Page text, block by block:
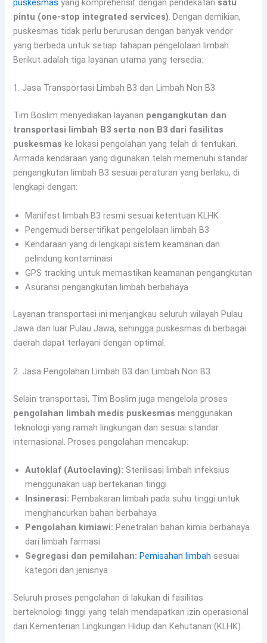
puskesmas yang komprehensif dengan pendekatan satu
pintu (one-stop integrated services). Dengan demikian,
puskesmas tidak perlu berurusan dengan banyak vendor
yang berbeda untuk setiap tahapan pengelolaan limbah.
Berikut adalah tiga layanan utama yang tersedia:
1. Jasa Transportasi Limbah B3 dan Limbah Non B3
Tim Boslim menyediakan layanan pengangkutan dan
transportasi limbah B3 serta non B3 dari fasilitas
puskesmas ke lokasi pengolahan yang telah di tentukan.
Armada kendaraan yang digunakan telah memenuhi standar
pengangkutan limbah B3 sesuai peraturan yang berlaku, di
lengkapi dengan:
Manifest limbah B3 resmi sesuai ketentuan KLHK
Pengemudi bersertifikat pengelolaan limbah B3
Kendaraan yang di lengkapi sistem keamanan dan
pelindung kontaminasi
GPS tracking untuk memastikan keamanan pengangkutan
Asuransi pengangkutan limbah berbahaya
Layanan transportasi ini menjangkau seluruh wilayah Pulau
Jawa dan luar Pulau Jawa, sehingga puskesmas di berbagai
daerah dapat terlayani dengan optimal.
2. Jasa Pengolahan Limbah B3 dan Limbah Non B3
Selain transportasi, Tim Boslim juga mengelola proses
pengolahan limbah medis puskesmas menggunakan
teknologi yang ramah lingkungan dan sesuai standar
internasional. Proses pengolahan mencakup:
Autoklaf (Autoclaving): Sterilisasi limbah infeksius
menggunakan uap bertekanan tinggi
Insinerasi: Pembakaran limbah pada suhu tinggi untuk
menghancurkan bahan berbahaya
Pengolahan kimiawi: Penetralan bahan kimia berbahaya
dari limbah farmasi
Segregasi dan pemilahan: Pemisahan limbah sesuai
kategori dan jenisnya
Seluruh proses pengolahan di lakukan di fasilitas
berteknologi tinggi yang telah mendapatkan izin operasional
dari Kementerian Lingkungan Hidup dan Kehutanan (KLHK).